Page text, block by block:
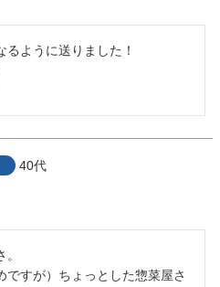
ように送りました！
40代
ですが）ちょっとした惣菜屋さ